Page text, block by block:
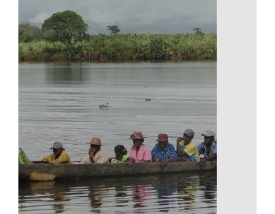
La pureté d’une fleur bleu
VOIR LE DÉTAIL